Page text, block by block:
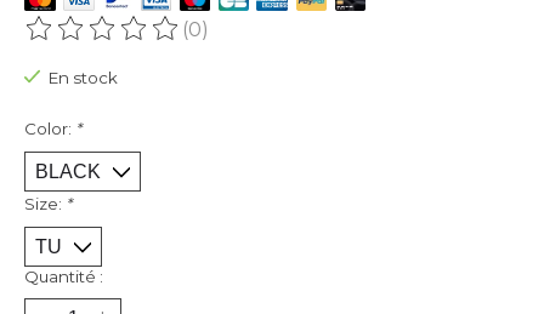
Ce produit est évalué à
(0)
En stock
Color: *
Size: *
Quantité :